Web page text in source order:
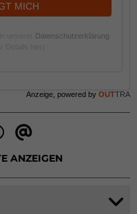
MICH
Datenschutzerklärung
Anzeige, powered by OUTTRA
ANZEIGEN